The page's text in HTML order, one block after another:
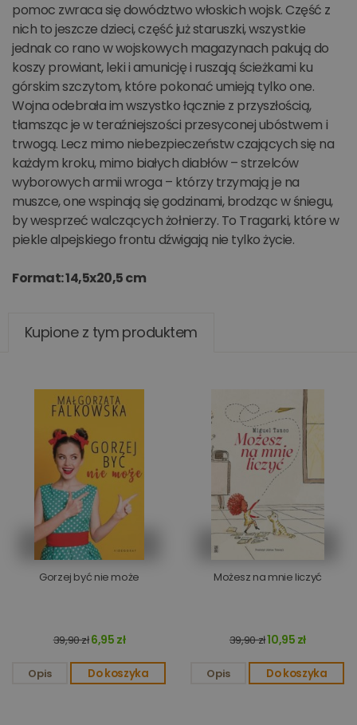
pomoc zwraca się dowództwo włoskich wojsk. Część z
nich to jeszcze dzieci, część już staruszki, wszystkie
jednak co rano w wojskowych magazynach pakują do
koszy prowiant, leki i amunicję i ruszają ścieżkami ku
górskim szczytom, które pokonać umieją tylko one.
Wojna odebrała im wszystko łącznie z przyszłością,
tłamsząc je w teraźniejszości przesyconej ubóstwem i
trwogą. Lecz mimo niebezpieczeństw czających się na
każdym kroku, mimo białych diabłów – strzelców
wyborowych armii wroga – którzy trzymają je na
muszce, one wspinają się godzinami, brodząc w śniegu,
by wesprzeć walczących żołnierzy. To Tragarki, które w
piekle alpejskiego frontu dźwigają nie tylko życie.
Format: 14,5x20,5 cm
Kupione z tym produktem
Gorzej być nie może
39,90 zł6,95 zł
Opis Do koszyka
Możesz na mnie liczyć
39,90 zł10,95 zł
Opis Do koszyka